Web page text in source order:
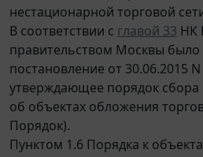
нестационарной торговой
В соответствии с главой 33 НК
правительством Москвы было
постановление от 30.06.2015
утверждающее порядок сбора
об объектах обложения
Порядок).
Пунктом 1.6 Порядка к